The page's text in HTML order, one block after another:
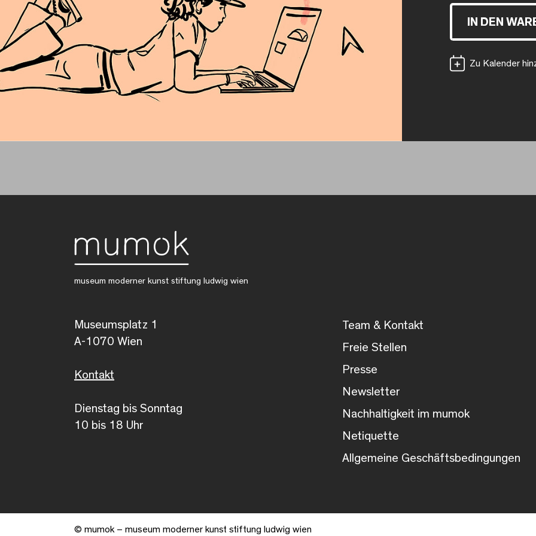
IN DEN
Zu Kalender
museum moderner kunst stiftung ludwig wien
Museumsplatz 1
A-1070 Wien
Kontakt
Dienstag bis Sonntag
10 bis 18 Uhr
Team & Kontakt
Freie Stellen
Presse
Newsletter
Nachhaltigkeit im mumok
Netiquette
Allgemeine Geschäftsbedingungen
© mumok – museum moderner kunst stiftung ludwig wien